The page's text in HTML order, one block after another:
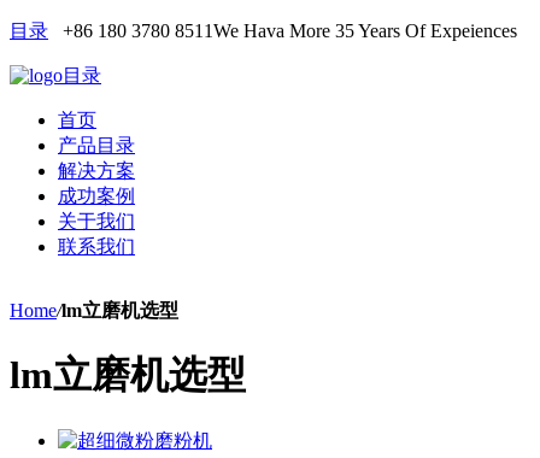
目录 +86 180 3780 8511We Hava More 35 Years Of Expeiences
目录
首页
产品目录
解决方案
成功案例
关于我们
联系我们
Home/lm立磨机选型
lm立磨机选型